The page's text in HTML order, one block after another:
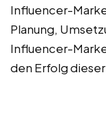
Influencer-
Planung,
Influencer-
den Erfolg